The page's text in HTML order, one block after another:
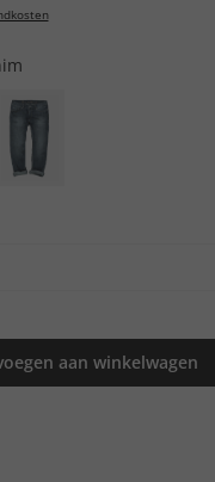
aan winkelwagen